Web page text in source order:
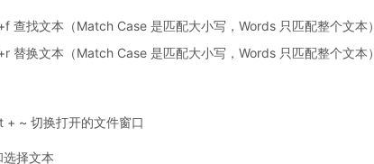
查找文本（Match Case 是匹配大小写，Words 只匹配整个文本）
替换文本（Match Case 是匹配大小写，Words 只匹配整个文本）
+ ~ 切换打开的文件窗口
择文本